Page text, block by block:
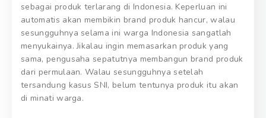
sebagai produk terlarang di Indonesia. Keperluan ini
automatis akan membikin brand produk hancur, walau
sesungguhnya selama ini warga Indonesia sangatlah
menyukainya. Jikalau ingin memasarkan produk yang
sama, pengusaha sepatutnya membangun brand produk
dari permulaan. Walau sesungguhnya setelah
tersandung kasus SNI, belum tentunya produk itu akan
di minati warga.